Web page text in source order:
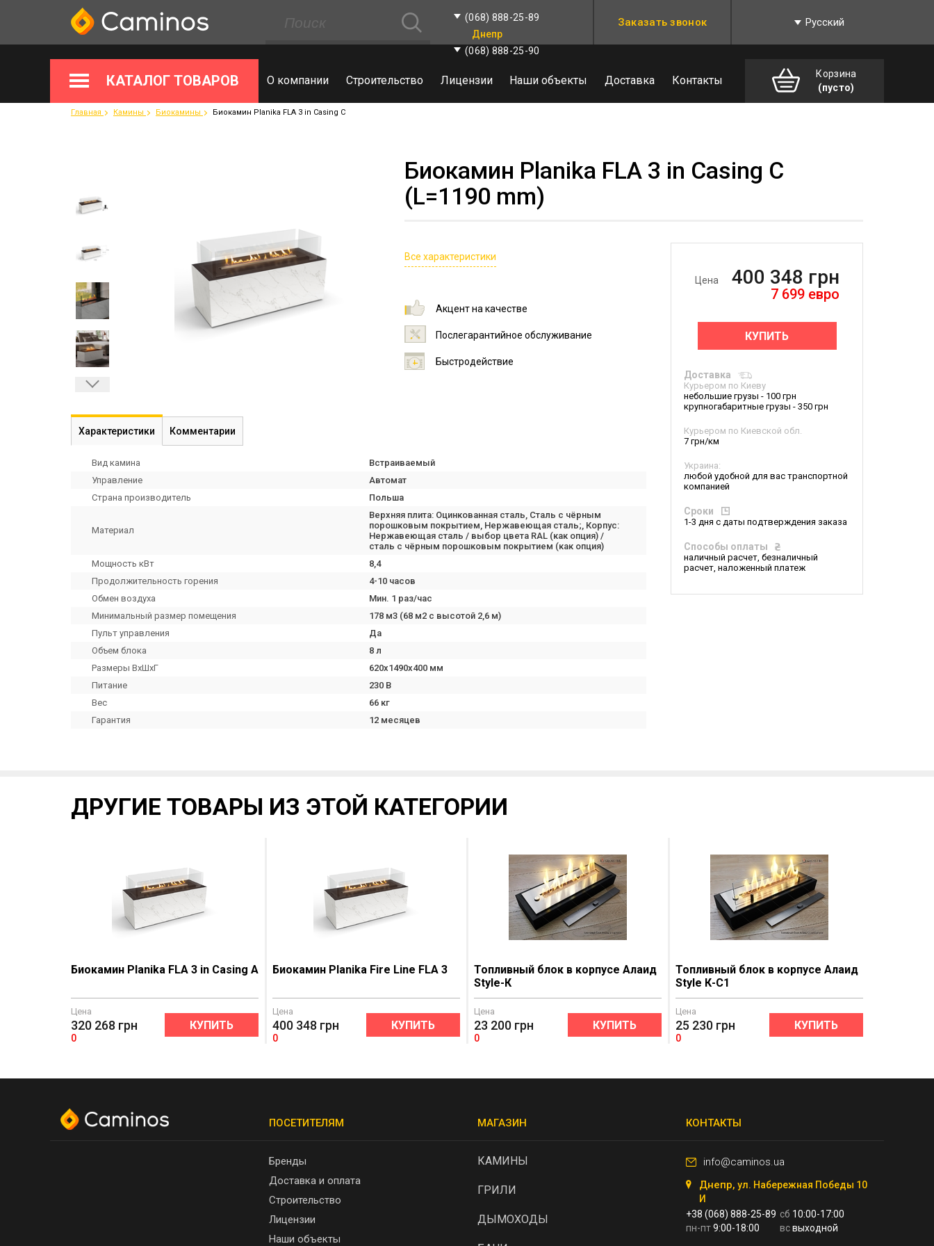
(068) 888-25-89
Днепр
(068) 888-25-90
Заказать звонок Русский
КАТАЛОГ ТОВАРОВ О компании Строительство Лицензии Наши объекты Доставка Контакты
Корзина
(пусто)
Главная Камины Биокамины Биокамин Planika FLA 3 in Casing C
Биокамин Planika FLA 3 in Casing C
(L=1190 mm)
Цена 400 348 грн
7 699 евро
КУПИТЬ
Доставка
Курьером по Киеву
небольшие грузы - 100 грн
крупногабаритные грузы - 350 грн
Курьером по Киевской обл.
7 грн/км
Украина:
любой удобной для вас транспортной
компанией
Сроки
1-3 дня с даты подтверждения заказа
Способы оплаты
наличный расчет, безналичный
расчет, наложенный платеж
Все характеристики
Акцент на качестве
Послегарантийное обслуживание
Быстродействие
Характеристики Комментарии
Вид камина
Встраиваемый
Управление
Автомат
Страна производитель
Польша
Материал
Верхняя плита: Оцинкованная сталь, Сталь с чёрным
порошковым покрытием, Нержавеющая сталь;, Корпус:
Нержавеющая сталь / выбор цвета RAL (как опция) /
сталь с чёрным порошковым покрытием (как опция)
Мощность кВт
8,4
Продолжительность горения
4-10 часов
Обмен воздуха
Мин. 1 раз/час
Минимальный размер помещения
178 м3 (68 м2 с высотой 2,6 м)
Пульт управления
Да
Объем блока
8 л
Размеры ВхШхГ
620х1490х400 мм
Питание
230 В
Вес
66 кг
Гарантия
12 месяцев
ДРУГИЕ ТОВАРЫ ИЗ ЭТОЙ КАТЕГОРИИ
Биокамин Planika FLA 3 in Casing A
Цена
320 268 грн
0
КУПИТЬ
Биокамин Planika Fire Line FLA 3
Цена
400 348 грн
0
КУПИТЬ
Топливный блок в корпусе Алаид
Style-К
Цена
23 200 грн
0
КУПИТЬ
Топливный блок в корпусе Алаид
Style К-C1
Цена
25 230 грн
0
КУПИТЬ
ПОСЕТИТЕЛЯМ
Бренды
Доставка и оплата
Строительство
Лицензии
Наши объекты
МАГАЗИН
КАМИНЫ
ГРИЛИ
ДЫМОХОДЫ
КОНТАКТЫ
info@caminos.ua
Днепр, ул. Набережная Победы 10
И
+38 (068) 888-25-89
пн-пт9:00-18:00
сб 10:00-17:00
всвыходной